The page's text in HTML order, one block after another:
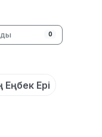
0
Еңбек Ері